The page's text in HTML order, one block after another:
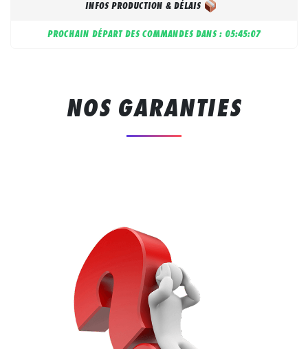
INFOS PRODUCTION & DÉLAIS
PROCHAIN DÉPART DES COMMANDES DANS : 05:45:07
NOS GARANTIES